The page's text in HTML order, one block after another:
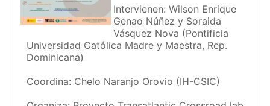
Intervienen: Wilson Enrique
Genao Núñez y Soraida
Vásquez Nova (Pontificia
Universidad Católica Madre y Maestra, Rep.
Dominicana)
Coordina: Chelo Naranjo Orovio (IH-CSIC)